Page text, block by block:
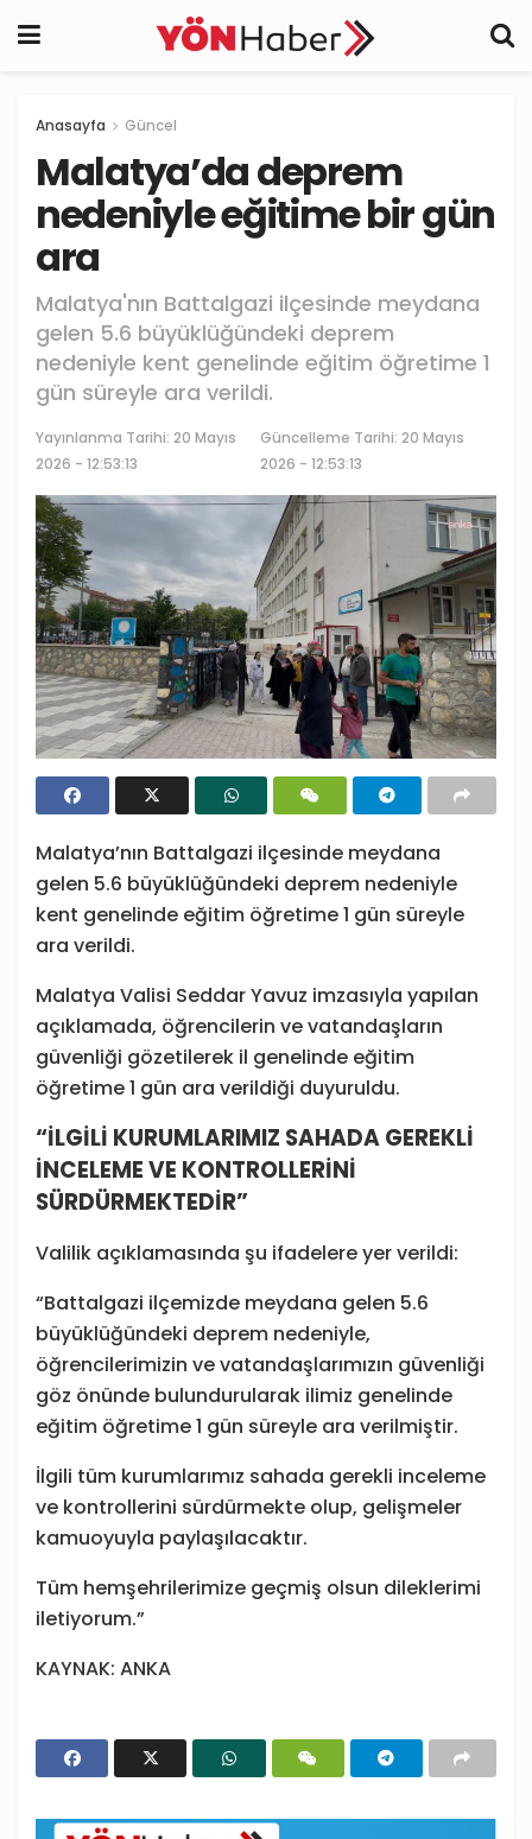
Anasayfa Güncel
Malatya’da deprem
nedeniyle eğitime bir gün
ara
Malatya'nın Battalgazi ilçesinde meydana
gelen 5.6 büyüklüğündeki deprem
nedeniyle kent genelinde eğitim öğretime 1
gün süreyle ara verildi.
Yayınlanma Tarihi: 20 Mayıs
2026 - 12:53:13
Güncelleme Tarihi: 20 Mayıs
2026 - 12:53:13
Malatya’nın Battalgazi ilçesinde meydana
gelen 5.6 büyüklüğündeki deprem nedeniyle
kent genelinde eğitim öğretime 1 gün süreyle
ara verildi.
Malatya Valisi Seddar Yavuz imzasıyla yapılan
açıklamada, öğrencilerin ve vatandaşların
güvenliği gözetilerek il genelinde eğitim
öğretime 1 gün ara verildiği duyuruldu.
“İLGİLİ KURUMLARIMIZ SAHADA GEREKLİ
İNCELEME VE KONTROLLERİNİ
SÜRDÜRMEKTEDİR”
Valilik açıklamasında şu ifadelere yer verildi:
“Battalgazi ilçemizde meydana gelen 5.6
büyüklüğündeki deprem nedeniyle,
öğrencilerimizin ve vatandaşlarımızın güvenliği
göz önünde bulundurularak ilimiz genelinde
eğitim öğretime 1 gün süreyle ara verilmiştir.
İlgili tüm kurumlarımız sahada gerekli inceleme
ve kontrollerini sürdürmekte olup, gelişmeler
kamuoyuyla paylaşılacaktır.
Tüm hemşehrilerimize geçmiş olsun dileklerimi
iletiyorum.”
KAYNAK: ANKA